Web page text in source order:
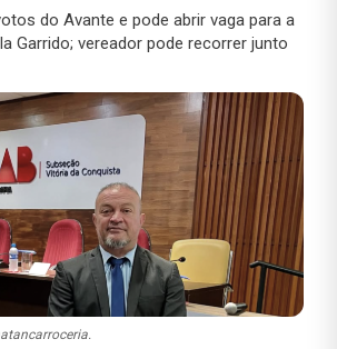
do Avante e pode abrir vaga para a
Garrido; vereador pode recorrer junto